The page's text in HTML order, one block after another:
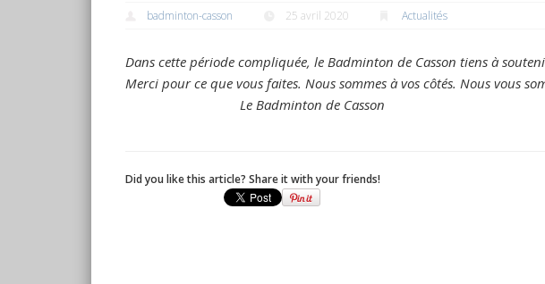
badminton-casson 25 avril 2020 Actualités
Dans cette période compliquée, le Badminton de Casson tiens à
Merci pour ce que vous faites. Nous sommes à vos côtés. Nous vous
Le Badminton de Casson
Did you like this article? Share it with your friends!